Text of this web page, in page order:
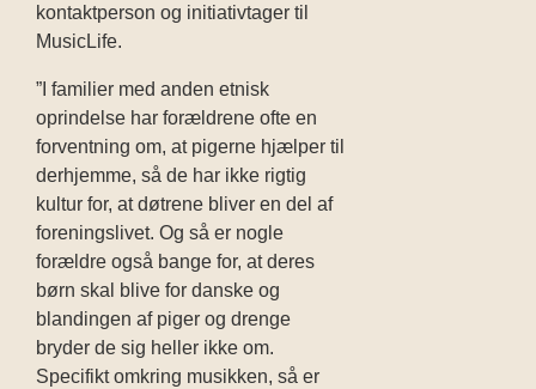
kontaktperson og initiativtager til
MusicLife.
”I familier med anden etnisk
oprindelse har forældrene ofte en
forventning om, at pigerne hjælper til
derhjemme, så de har ikke rigtig
kultur for, at døtrene bliver en del af
foreningslivet. Og så er nogle
forældre også bange for, at deres
børn skal blive for danske og
blandingen af piger og drenge
bryder de sig heller ikke om.
Specifikt omkring musikken, så er